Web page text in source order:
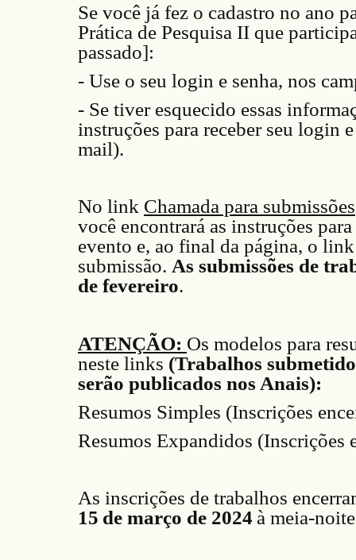
Se você já fez o cadastro no ano
Prática de Pesquisa II que
passado]:
- Use o seu login e senha, nos
- Se tiver esquecido essas
instruções para receber seu login
mail).
No link Chamada para submissões
você encontrará as instruções
evento e, ao final da página, o
submissão. As submissões de
de fevereiro.
ATENÇÃO: Os modelos para
neste links (Trabalhos
serão publicados nos Anais):
Resumos Simples (Inscrições
Resumos Expandidos (Inscrições
As inscrições de trabalhos
15 de março de 2024 à meia-